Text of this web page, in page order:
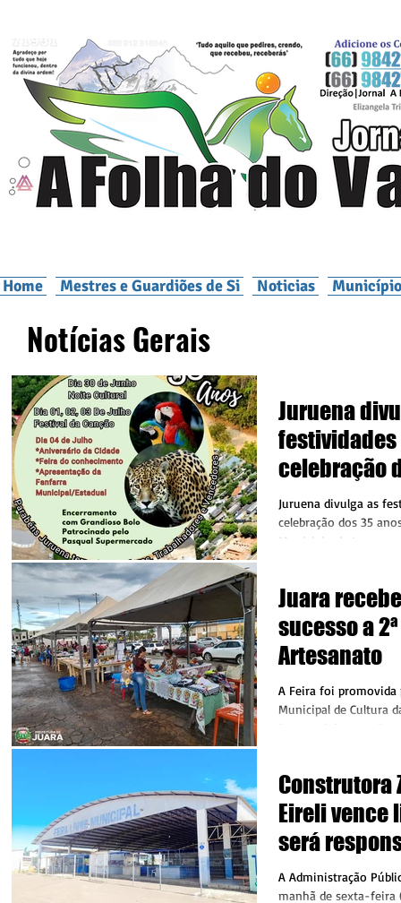
Home Mestres e Guardiões de Si Noticias
Notícias Gerais
Juruena
festividades
celebração
do
Juruena divulga as
celebração dos 35
Municipio de Juruena
Juara
sucesso a
Artesanato
A Feira foi promovida
Municipal de Cultura
Desenvolvimento
Construtora
Eireli vence
será
reforma da
A Administração
manhã de sexta-feira (05.05)